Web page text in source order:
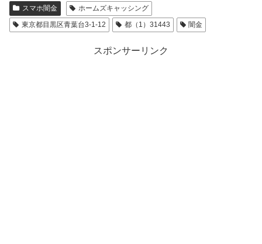
スマホ闇金
ホームズキャッシング
東京都目黒区青葉台3-1-12
都（1）31443 闇金
スポンサーリンク